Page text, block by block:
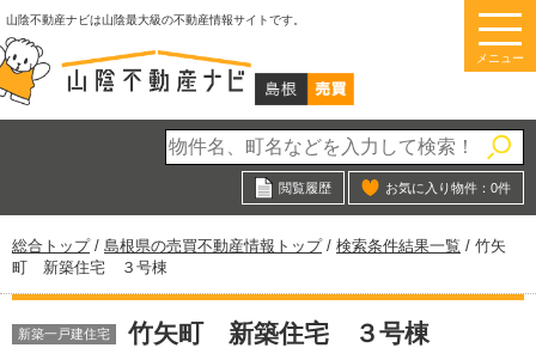
このページの本文へ
山陰不動産ナビは山陰最大級の不動産情報サイトです。
メニュー
閲覧履歴 お気に入り物件： 0件
現
在
の
置：
総合トップ/ 島根県の売買不動産情報トップ/ 検索条件結果一覧 / 竹矢
町 新築住宅 ３号棟
新築一戸建住宅 竹矢町 新築住宅 ３号棟